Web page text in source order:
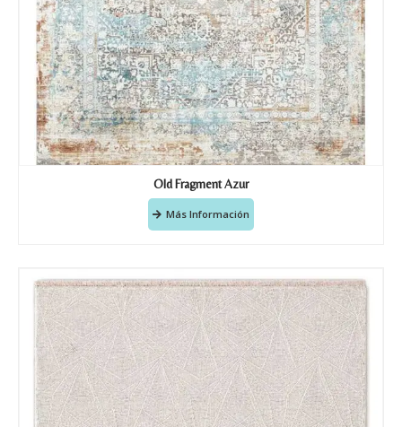
Old Fragment Azur
Más Información